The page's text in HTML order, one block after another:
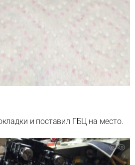
и поставил ГБЦ на место.